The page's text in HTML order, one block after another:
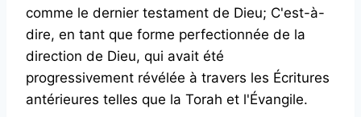
comme le dernier testament de Dieu; C'est-à-
dire, en tant que forme perfectionnée de la
direction de Dieu, qui avait été
progressivement révélée à travers les Écritures
antérieures telles que la Torah et l'Évangile.